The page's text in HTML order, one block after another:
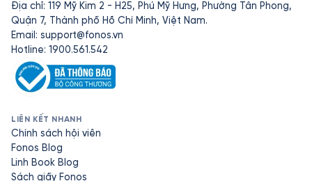
Địa chỉ: 119 Mỹ Kim 2 - H25, Phú Mỹ Hưng, Phường Tân Phong,
Quận 7, Thành phố Hồ Chí Minh, Việt Nam.
Email: support@fonos.vn
Hotline: 1900.561.542
LIÊN KẾT NHANH
Chính sách hội viên
Fonos Blog
Linh Book Blog
Sách giấy Fonos